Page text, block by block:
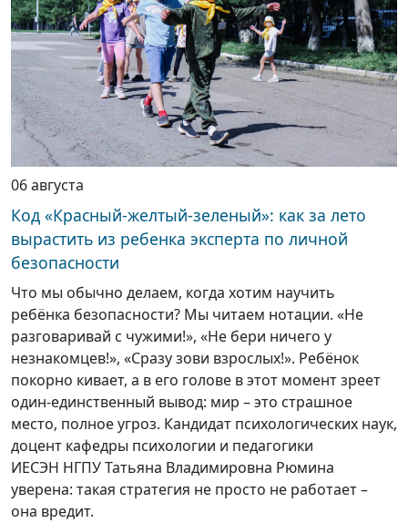
06 августа
Код «Красный-желтый-зеленый»: как за лето
вырастить из ребенка эксперта по личной
безопасности
Что мы обычно делаем, когда хотим научить
ребёнка безопасности? Мы читаем нотации. «Не
разговаривай с чужими!», «Не бери ничего у
незнакомцев!», «Сразу зови взрослых!». Ребёнок
покорно кивает, а в его голове в этот момент зреет
один-единственный вывод: мир – это страшное
место, полное угроз. Кандидат психологических наук,
доцент кафедры психологии и педагогики
ИЕСЭН НГПУ Татьяна Владимировна Рюмина
уверена: такая стратегия не просто не работает –
она вредит.